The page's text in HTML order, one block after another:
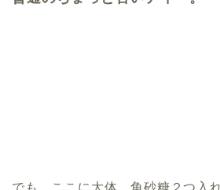
でも、ここに大体、角砂糖２つ入